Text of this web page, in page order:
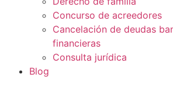
Concurso de acreedores
Cancelación de deudas
financieras
Consulta jurídica
Blog